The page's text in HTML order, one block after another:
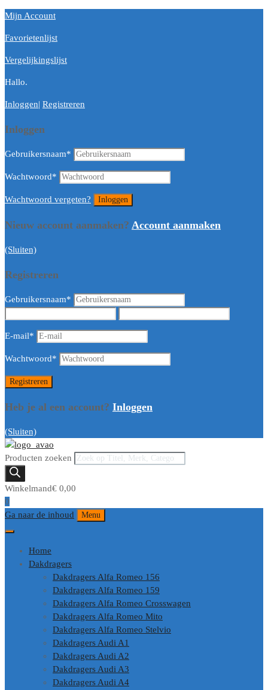
Mijn Account
Favorietenlijst
Vergelijkingslijst
Hallo.
Inloggen| Registreren
Inloggen
Gebruikersnaam*
Wachtwoord*
Wachtwoord vergeten?
Nieuw account aanmaken? Account aanmaken
(Sluiten)
Registreren
Gebruikersnaam*
E-mail*
Wachtwoord*
Heb je al een account? Inloggen
(Sluiten)
Producten zoeken
Winkelmand€ 0,00
0
Ga naar de inhoud
Menu
Home
Dakdragers
Dakdragers Alfa Romeo 156
Dakdragers Alfa Romeo 159
Dakdragers Alfa Romeo Crosswagen
Dakdragers Alfa Romeo Mito
Dakdragers Alfa Romeo Stelvio
Dakdragers Audi A1
Dakdragers Audi A2
Dakdragers Audi A3
Dakdragers Audi A4